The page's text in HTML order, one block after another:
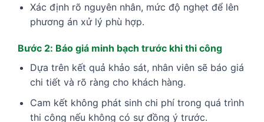
Xác định rõ nguyên nhân, mức độ nghẹt để lên
phương án xử lý phù hợp.
Bước 2: Báo giá minh bạch trước khi thi công
Dựa trên kết quả khảo sát, nhân viên sẽ báo giá
chi tiết và rõ ràng cho khách hàng.
Cam kết không phát sinh chi phí trong quá trình
thi công nếu không có sự đồng ý trước.